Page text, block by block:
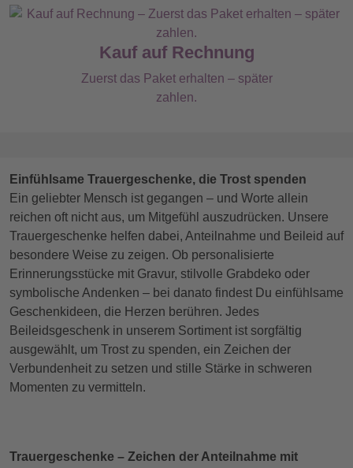
Kauf auf Rechnung
Zuerst das Paket erhalten – später
zahlen.
Einfühlsame Trauergeschenke, die Trost spenden
Ein geliebter Mensch ist gegangen – und Worte allein
reichen oft nicht aus, um Mitgefühl auszudrücken. Unsere
Trauergeschenke helfen dabei, Anteilnahme und Beileid auf
besondere Weise zu zeigen. Ob personalisierte
Erinnerungsstücke mit Gravur, stilvolle Grabdeko oder
symbolische Andenken – bei danato findest Du einfühlsame
Geschenkideen, die Herzen berühren. Jedes
Beileidsgeschenk in unserem Sortiment ist sorgfältig
ausgewählt, um Trost zu spenden, ein Zeichen der
Verbundenheit zu setzen und stille Stärke in schweren
Momenten zu vermitteln.
Trauergeschenke – Zeichen der Anteilnahme mit